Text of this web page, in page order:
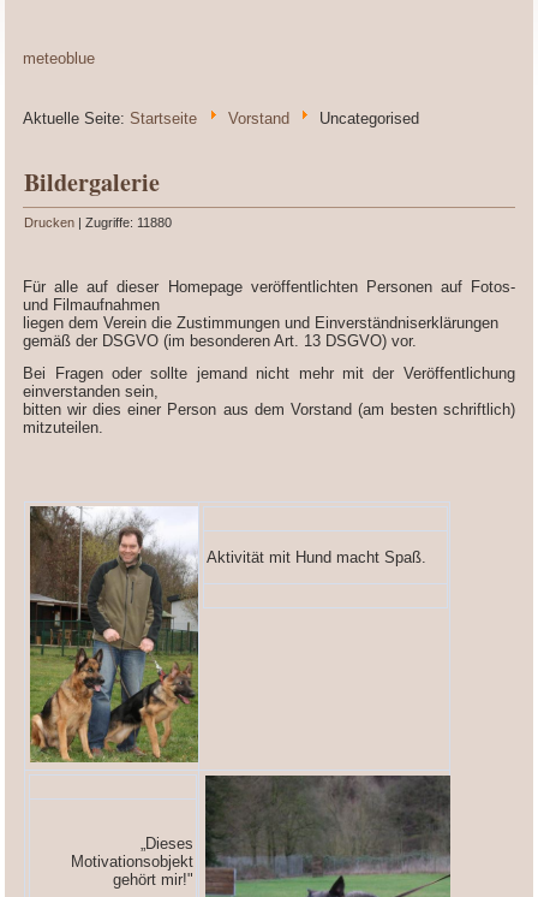
meteoblue
Aktuelle Seite:Startseite Vorstand Uncategorised
Bildergalerie
Drucken | Zugriffe: 11880
Für alle auf dieser Homepage veröffentlichten Personen auf Fotos-
und Filmaufnahmen
liegen dem Verein die Zustimmungen und Einverständniserklärungen
gemäß der DSGVO (im besonderen Art. 13 DSGVO) vor.
Bei Fragen oder sollte jemand nicht mehr mit der Veröffentlichung
einverstanden sein,
bitten wir dies einer Person aus dem Vorstand (am besten schriftlich)
mitzuteilen.
Aktivität mit Hund macht Spaß.
„Dieses
Motivationsobjekt
gehört mir!"